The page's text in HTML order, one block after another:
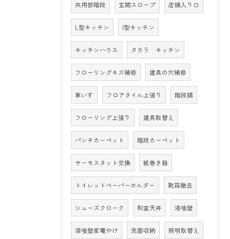
共用部階段 玄関スロープ 店舗入り口
L型キッチン I型キッチン
キッチンハウス タカラ キッチン
フローリングキズ補修 建具の穴補修
車いす フロアタイル上張り 階段錆
フローリング上張り 建具取替え
パンチカーペット 階段カーペット
サーモスタット交換 紙巻き器
トイレットペーパーホルダー 靴箱撤去
シューズクローク 和室天井 漆喰壁
漆喰壁家電やけ 洗面収納 照明取替え